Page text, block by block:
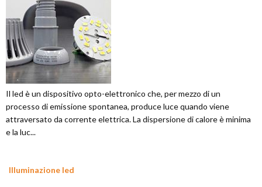
Il led è un dispositivo opto-elettronico che, per mezzo di un
processo di emissione spontanea, produce luce quando viene
attraversato da corrente elettrica. La dispersione di calore è minima
e la luc...
Illuminazione led